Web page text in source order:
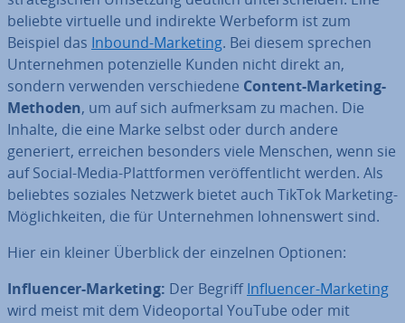
beliebte virtuelle und indirekte Werbeform ist zum
Beispiel das Inbound-Marketing. Bei diesem sprechen
Un­ter­neh­men po­ten­zi­el­le Kunden nicht direkt an,
sondern verwenden ver­schie­de­ne Content-Marketing-
Methoden, um auf sich auf­merk­sam zu machen. Die
Inhalte, die eine Marke selbst oder durch andere
generiert, erreichen besonders viele Menschen, wenn sie
auf Social-Media-Platt­for­men ver­öf­fent­licht werden. Als
beliebtes soziales Netzwerk bietet auch TikTok Marketing-
Mög­lich­kei­ten, die für Un­ter­neh­men loh­nens­wert sind.
Hier ein kleiner Überblick der einzelnen Optionen:
In­fluen­cer-Marketing: Der BegriffIn­fluen­cer-Marketing
wird meist mit dem Vi­deo­por­tal YouTube oder mit